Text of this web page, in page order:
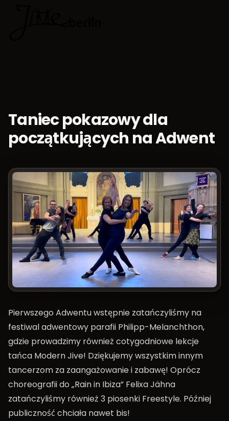
Taniec pokazowy dla
początkujących na Adwent
Pierwszego Adwentu wstępnie zatańczyliśmy na
festiwal adwentowy parafii Philipp-Melanchthon,
gdzie prowadzimy również cotygodniowe lekcje
tańca Modern Jive! Dziękujemy wszystkim innym
tancerzom za zaangażowanie i zabawę! Oprócz
choreografii do „Rain in Ibiza” Felixa Jähna
zatańczyliśmy również 3 piosenki Freestyle. Później
publiczność chciała nawet bis!